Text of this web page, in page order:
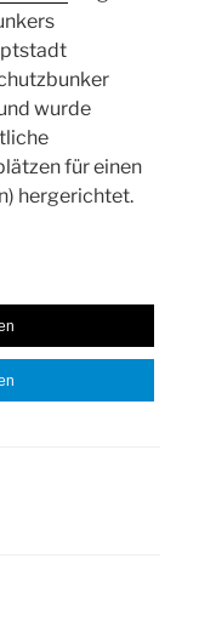
wurde
für einen
hergerichtet.